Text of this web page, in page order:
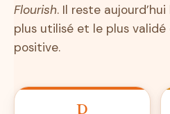
Flourish. Il reste
plus utilisé et le plus validé
positive.